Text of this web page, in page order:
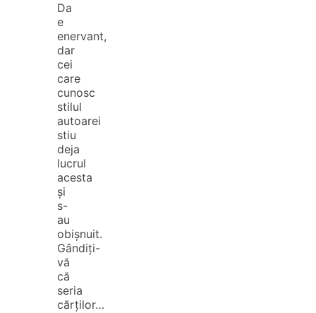
Da
e
enervant,
dar
cei
care
cunosc
stilul
autoarei
stiu
deja
lucrul
acesta
și
s-
au
obișnuit.
Gândiți-
vă
că
seria
cărților…